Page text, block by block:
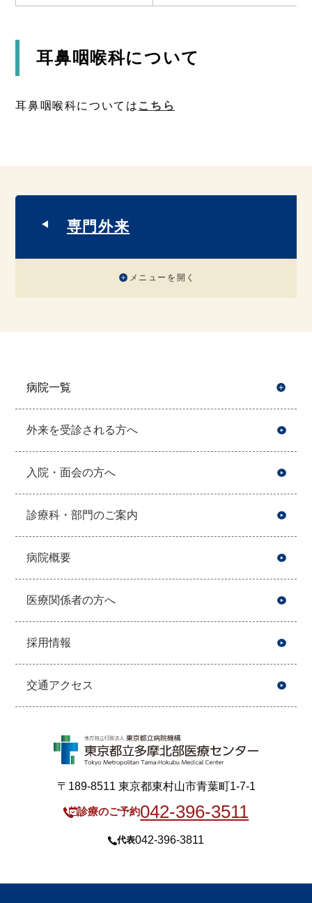
耳鼻咽喉科について
耳鼻咽喉科については こちら
専門外来
メニューを開く
病院一覧
外来を受診される方へ
入院・面会の方へ
診療科・部門のご案内
病院概要
医療関係者の方へ
採用情報
交通アクセス
〒189-8511 東京都東村山市青葉町1-7-1
診療のご予約042-396-3511
代表042-396-3811